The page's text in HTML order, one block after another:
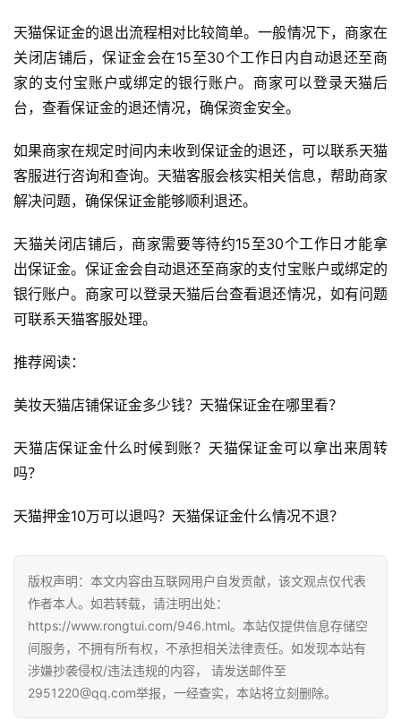
首
自
媒
体
E
优
化
天猫保证金的退出流程相对比较简单。一般情况下，商家在
关闭店铺后，保证金会在15至30个工作日内自动退还至商
家的支付宝账户或绑定的银行账户。商家可以登录天猫后
台，查看保证金的退还情况，确保资金安全。
如果商家在规定时间内未收到保证金的退还，可以联系天猫
客服进行咨询和查询。天猫客服会核实相关信息，帮助商家
解决问题，确保保证金能够顺利退还。
天猫关闭店铺后，商家需要等待约15至30个工作日才能拿
出保证金。保证金会自动退还至商家的支付宝账户或绑定的
银行账户。商家可以登录天猫后台查看退还情况，如有问题
可联系天猫客服处理。
推荐阅读：
美妆天猫店铺保证金多少钱？天猫保证金在哪里看？
天猫店保证金什么时候到账？天猫保证金可以拿出来周转
吗？
天猫押金10万可以退吗？天猫保证金什么情况不退？
版权声明：本文内容由互联网用户自发贡献，该文观点仅代表
作者本人。如若转载，请注明出处：
https://www.rongtui.com/946.html。本站仅提供信息存储空
间服务，不拥有所有权，不承担相关法律责任。如发现本站有
涉嫌抄袭侵权/违法违规的内容， 请发送邮件至
2951220@qq.com举报，一经查实，本站将立刻删除。